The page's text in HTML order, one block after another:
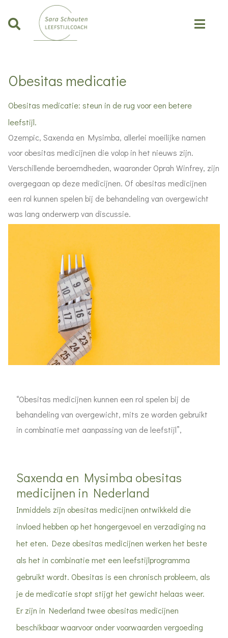
Obesitas medicatie
Obesitas medicatie: steun in de rug voor een betere
leefstijl.
Ozempic, Saxenda en Mysimba, allerlei moeilijke namen
voor obesitas medicijnen die volop in het nieuws zijn.
Verschillende beroemdheden, waaronder Oprah Winfrey, zijn
overgegaan op deze medicijnen. Of obesitas medicijnen
een rol kunnen spelen bij de behandeling van overgewicht
was lang onderwerp van discussie.
“Obesitas medicijnen kunnen een rol spelen bij de
behandeling van overgewicht, mits ze worden gebruikt
in combinatie met aanpassing van de leefstijl”,
Saxenda en Mysimba obesitas
medicijnen in Nederland
Inmiddels zijn obesitas medicijnen ontwikkeld die
invloed hebben op het hongergevoel en verzadiging na
het eten. Deze obesitas medicijnen werken het beste
als het in combinatie met een leefstijlprogramma
gebruikt wordt. Obesitas is een chronisch probleem, als
je de medicatie stopt stijgt het gewicht helaas weer.
Er zijn in Nederland twee obesitas medicijnen
beschikbaar waarvoor onder voorwaarden vergoeding